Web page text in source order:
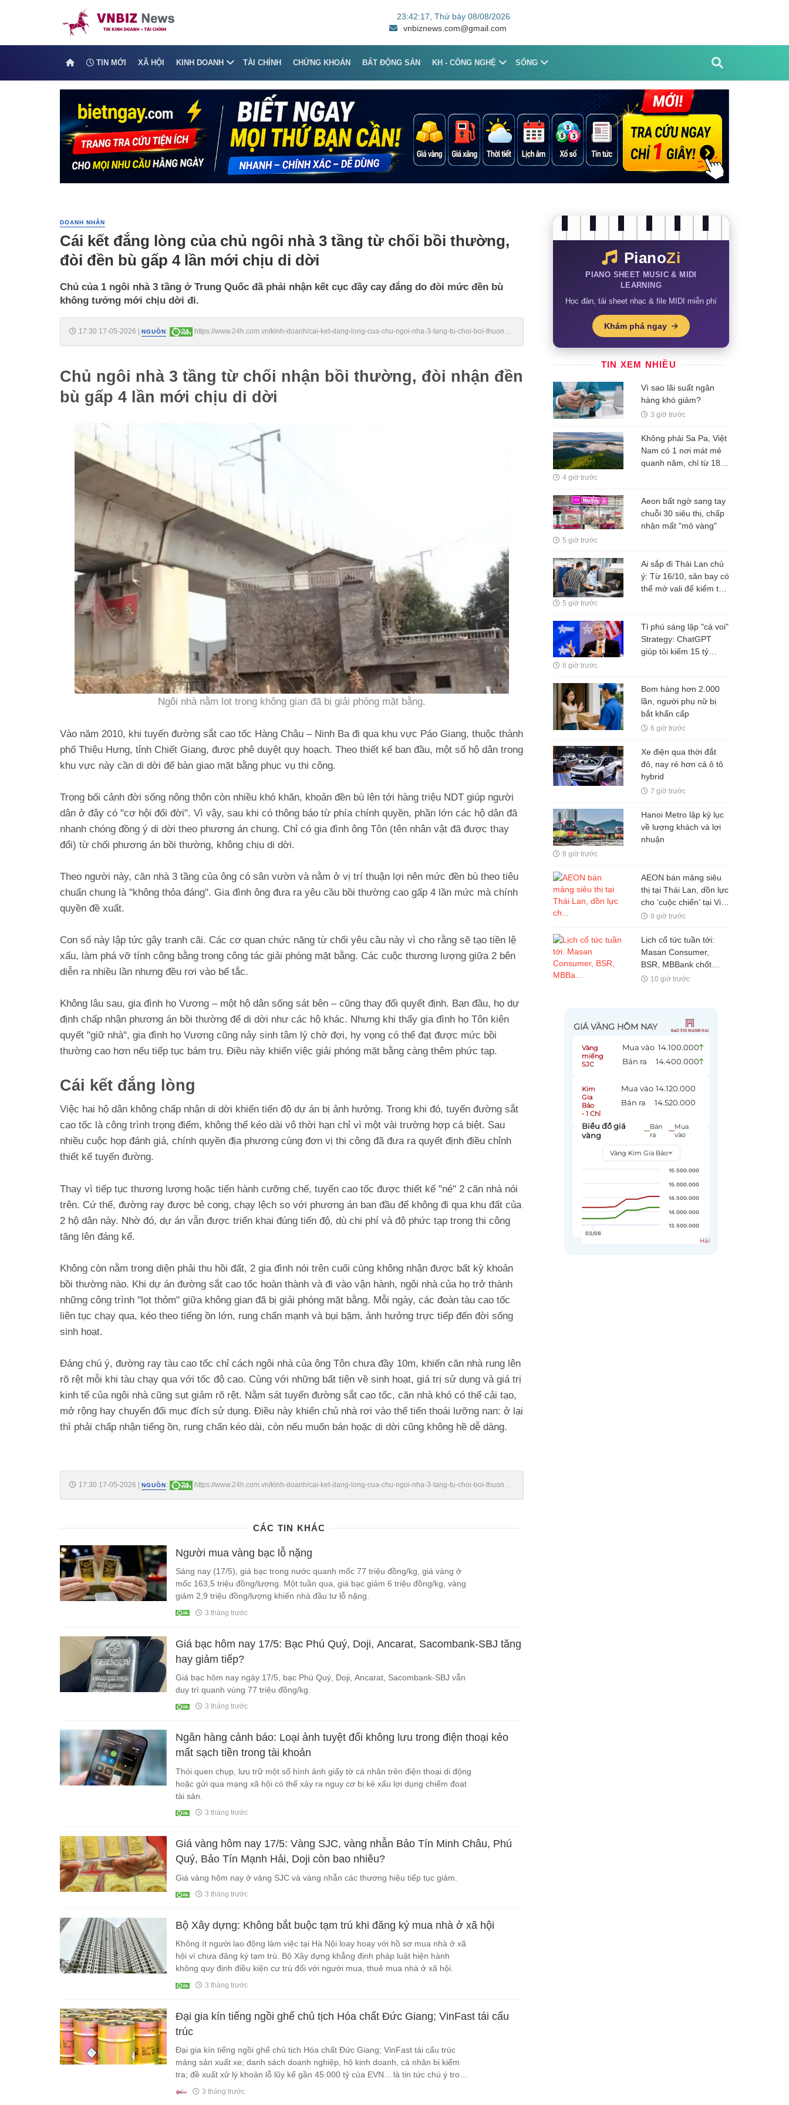
23:42:17 , Thứ bảy 08/08/2026
vnbiznews.com@gmail.com
TIN MỚI XÃ HỘI KINH DOANH TÀI CHÍNH CHỨNG KHOÁN BẤT ĐỘNG SẢN KH - CÔNG NGHỆ SỐNG
DOANH NHÂN
Cái kết đắng lòng của chủ ngôi nhà 3 tầng từ chối bồi thường,
đòi đền bù gấp 4 lần mới chịu di dời
Chủ của 1 ngôi nhà 3 tầng ở Trung Quốc đã phải nhận kết cục đầy cay đắng do đòi mức đền bù
không tưởng mới chịu dời đi.
17:30 17-05-2026 | NGUỒN:
https://www.24h.com.vn/kinh-doanh/cai-ket-dang-long-cua-chu-ngoi-nha-3-tang-tu-choi-boi-thuong-
Chủ ngôi nhà 3 tầng từ chối nhận bồi thường, đòi nhận đền
bù gấp 4 lần mới chịu di dời
Ngôi nhà nằm lot trong không gian đã bị giải phóng mặt bằng.
Vào năm 2010, khi tuyến đường sắt cao tốc Hàng Châu – Ninh Ba đi qua khu vực Páo Giang, thuộc thành
phố Thiệu Hưng, tỉnh Chiết Giang, được phê duyệt quy hoạch. Theo thiết kế ban đầu, một số hộ dân trong
khu vực này cần di dời để bàn giao mặt bằng phục vụ thi công.
Trong bối cảnh đời sống nông thôn còn nhiều khó khăn, khoản đền bù lên tới hàng triệu NDT giúp người
dân ở đây có "cơ hội đổi đời". Vì vậy, sau khi có thông báo từ phía chính quyền, phần lớn các hộ dân đã
nhanh chóng đồng ý di dời theo phương án chung. Chỉ có gia đình ông Tôn (tên nhân vật đã được thay
đổi) từ chối phương án bồi thường, không chịu di dời.
Theo người này, căn nhà 3 tầng của ông có sân vườn và nằm ở vị trí thuận lợi nên mức đền bù theo tiêu
chuẩn chung là "không thỏa đáng". Gia đình ông đưa ra yêu cầu bồi thường cao gấp 4 lần mức mà chính
quyền đề xuất.
Con số này lập tức gây tranh cãi. Các cơ quan chức năng từ chối yêu cầu này vì cho rằng sẽ tạo tiền lệ
xấu, làm phá vỡ tính công bằng trong công tác giải phóng mặt bằng. Các cuộc thương lượng giữa 2 bên
diễn ra nhiều lần nhưng đều rơi vào bế tắc.
Không lâu sau, gia đình họ Vương – một hộ dân sống sát bên – cũng thay đổi quyết định. Ban đầu, họ dự
định chấp nhận phương án bồi thường để di dời như các hộ khác. Nhưng khi thấy gia đình họ Tôn kiên
quyết "giữ nhà", gia đình họ Vương cũng nảy sinh tâm lý chờ đợi, hy vọng có thể đạt được mức bồi
thường cao hơn nếu tiếp tục bám trụ. Điều này khiến việc giải phóng mặt bằng càng thêm phức tạp.
Cái kết đắng lòng
Việc hai hộ dân không chấp nhận di dời khiến tiến độ dự án bị ảnh hưởng. Trong khi đó, tuyến đường sắt
cao tốc là công trình trọng điểm, không thể kéo dài vô thời hạn chỉ vì một vài trường hợp cá biệt. Sau
nhiều cuộc họp đánh giá, chính quyền địa phương cùng đơn vị thi công đã đưa ra quyết định điều chỉnh
thiết kế tuyến đường.
Thay vì tiếp tục thương lượng hoặc tiến hành cưỡng chế, tuyến cao tốc được thiết kế "né" 2 căn nhà nói
trên. Cứ thế, đường ray được bẻ cong, chạy lệch so với phương án ban đầu để không đi qua khu đất của
2 hộ dân này. Nhờ đó, dự án vẫn được triển khai đúng tiến độ, dù chi phí và độ phức tạp trong thi công
tăng lên đáng kể.
Không còn nằm trong diện phải thu hồi đất, 2 gia đình nói trên cuối cùng không nhận được bất kỳ khoản
bồi thường nào. Khi dự án đường sắt cao tốc hoàn thành và đi vào vận hành, ngôi nhà của họ trở thành
những công trình "lọt thỏm" giữa không gian đã bị giải phóng mặt bằng. Mỗi ngày, các đoàn tàu cao tốc
liên tục chạy qua, kéo theo tiếng ồn lớn, rung chấn mạnh và bụi bặm, ảnh hưởng trực tiếp đến đời sống
sinh hoạt.
Đáng chú ý, đường ray tàu cao tốc chỉ cách ngôi nhà của ông Tôn chưa đầy 10m, khiến căn nhà rung lên
rõ rệt mỗi khi tàu chạy qua với tốc độ cao. Cùng với những bất tiện về sinh hoạt, giá trị sử dụng và giá trị
kinh tế của ngôi nhà cũng sụt giảm rõ rệt. Nằm sát tuyến đường sắt cao tốc, căn nhà khó có thể cải tạo,
mở rộng hay chuyển đổi mục đích sử dụng. Điều này khiến chủ nhà rơi vào thế tiến thoái lưỡng nan: ở lại
thì phải chấp nhận tiếng ồn, rung chấn kéo dài, còn nếu muốn bán hoặc di dời cũng không hề dễ dàng.
17:30 17-05-2026 NGUỒN:
https://www.24h.com.vn/kinh-doanh/cai-ket-dang-long-cua-chu-ngoi-nha-3-tang-tu-choi-boi-thuong-
CÁC TIN KHÁC
Người mua vàng bạc lỗ nặng
Sáng nay (17/5), giá bạc trong nước quanh mốc 77 triệu đồng/kg, giá vàng ở
mốc 163,5 triệu đồng/lượng. Một tuần qua, giá bạc giảm 6 triệu đồng/kg, vàng
giảm 2,9 triệu đồng/lượng khiến nhà đầu tư lỗ nặng.
3 tháng trước
Giá bạc hôm nay 17/5: Bạc Phú Quý, Doji, Ancarat, Sacombank-SBJ tăng
hay giảm tiếp?
Giá bạc hôm nay ngày 17/5, bạc Phú Quý, Doji, Ancarat, Sacombank-SBJ vẫn
duy trì quanh vùng 77 triệu đồng/kg.
3 tháng trước
Ngân hàng cảnh báo: Loại ảnh tuyệt đối không lưu trong điện thoại kẻo
mất sạch tiền trong tài khoản
Thói quen chụp, lưu trữ một số hình ảnh giấy tờ cá nhân trên điện thoại di động
hoặc gửi qua mạng xã hội có thể xảy ra nguy cơ bị kẻ xấu lợi dụng chiếm đoạt
tài sản.
3 tháng trước
Giá vàng hôm nay 17/5: Vàng SJC, vàng nhẫn Bảo Tín Minh Châu, Phú
Quý, Bảo Tín Mạnh Hải, Doji còn bao nhiêu?
Giá vàng hôm nay ở vàng SJC và vàng nhẫn các thương hiệu tiếp tục giảm.
3 tháng trước
Bộ Xây dựng: Không bắt buộc tạm trú khi đăng ký mua nhà ở xã hội
Không ít người lao động làm việc tại Hà Nội loay hoay với hồ sơ mua nhà ở xã
hội vì chưa đăng ký tạm trú. Bộ Xây dựng khẳng định pháp luật hiện hành
không quy định điều kiện cư trú đối với người mua, thuê mua nhà ở xã hội.
3 tháng trước
Đại gia kín tiếng ngồi ghế chủ tịch Hóa chất Đức Giang; VinFast tái cấu
trúc
Đại gia kín tiếng ngồi ghế chủ tịch Hóa chất Đức Giang; VinFast tái cấu trúc
mảng sản xuất xe; danh sách doanh nghiệp, hộ kinh doanh, cá nhân bị kiểm
tra; đề xuất xử lý khoản lỗ lũy kế gần 45.000 tỷ của EVN... là tin tức chú ý trong
tuần.
3 tháng trước
PianoZi
PIANO SHEET MUSIC & MIDI
LEARNING
Học đàn, tải sheet nhạc & file MIDI miễn phí
Khám phá ngay
TIN XEM NHIỀU
Vì sao lãi suất ngân
hàng khó giảm?
3 giờ trước
Không phải Sa Pa, Việt
Nam có 1 nơi mát mẻ
quanh năm, chỉ từ 18
loài lan
4 giờ trước
Aeon bất ngờ sang tay
chuỗi 30 siêu thị, chấp
nhận mất "mỏ vàng"
5 giờ trước
Ai sắp đi Thái Lan chú
ý: Từ 16/10, sân bay có
thể mở vali để kiểm tra
5 giờ trước
Tỉ phú sáng lập "cá voi"
Strategy: ChatGPT
giúp tôi kiếm 15 tỷ
6 giờ trước
Bom hàng hơn 2.000
lần, người phụ nữ bị
bắt khẩn cấp
6 giờ trước
Xe điện qua thời đắt
đỏ, nay rẻ hơn cả ô tô
hybrid
7 giờ trước
Hanoi Metro lập kỷ lục
về lượng khách và lợi
nhuận
8 giờ trước
AEON bán mảng siêu
thị tại Thái Lan, dồn lực
cho ‘cuộc chiến’ tại Việt
Nam9 giờ trước
Lịch cổ tức tuần tới:
Masan Consumer,
BSR, MBBank chốt
quyền, tỷ lệ cao nhất
10 giờ trước